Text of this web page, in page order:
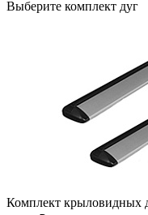
Выберите комплект дуг
Комплект крыловидных